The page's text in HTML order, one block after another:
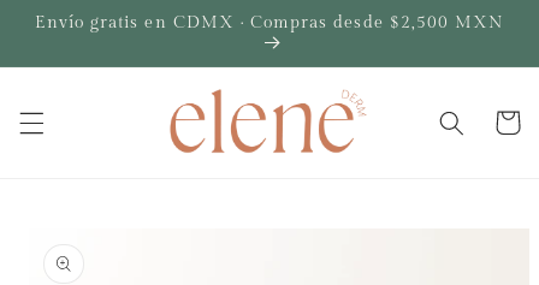
directamente
Envío gratis en CDMX · Compras desde $2,500 MXN
Carrito
información